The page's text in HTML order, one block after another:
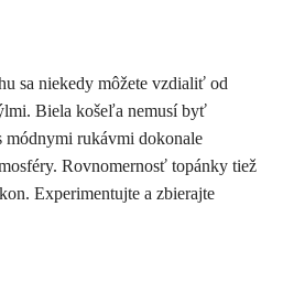
sa niekedy môžete vzdialiť od
Biela košeľa nemusí byť
módnymi rukávmi dokonale
Rovnomernosť topánky tiež
Experimentujte a zbierajte